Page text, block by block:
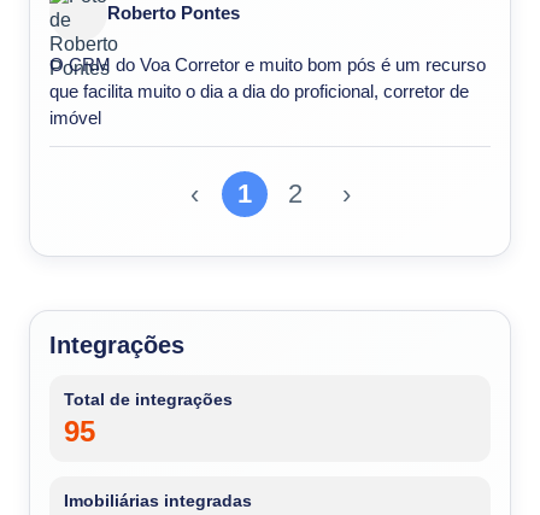
Roberto Pontes
O CRM do Voa Corretor e muito bom pós é um recurso
que facilita muito o dia a dia do proficional, corretor de
imóvel
‹ 1 2 ›
Integrações
Total de integrações
95
Imobiliárias integradas